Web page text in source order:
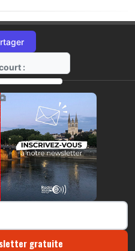
:
https://radio-g.fr?15258
gratuite